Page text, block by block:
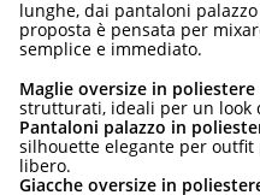
lunghe, dai pantaloni
proposta è pensata per
semplice e immediato.
Maglie oversize in poliestere
strutturati, ideali per un look
Pantaloni palazzo in
silhouette elegante per
libero.
Giacche oversize in